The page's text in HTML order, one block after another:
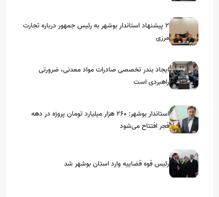
۲ پیشنهاد استاندار بوشهر به رئیس جمهور درباره تجارت
مرزی
ایجاد بندر تخصصی صادرات مواد معدنی، ضرورتی
راهبردی است
استاندار بوشهر: ۲۶۰ هزار میلیارد تومان پروژه در دهه
فجر افتتاح می‌شود
رئیس قوه قضاییه وارد استان بوشهر شد